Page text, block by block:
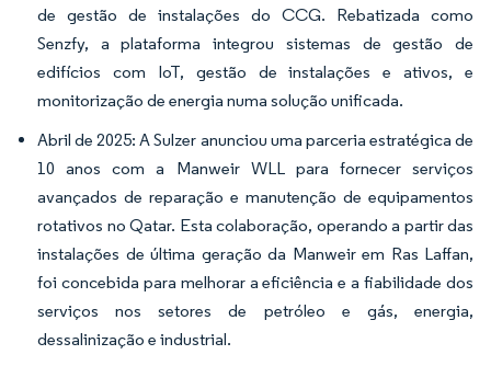
de gestão de instalações do CCG. Rebatizada como
Senzfy, a plataforma integrou sistemas de gestão de
edifícios com IoT, gestão de instalações e ativos, e
monitorização de energia numa solução unificada.
Abril de 2025: A Sulzer anunciou uma parceria estratégica de
10 anos com a Manweir WLL para fornecer serviços
avançados de reparação e manutenção de equipamentos
rotativos no Qatar. Esta colaboração, operando a partir das
instalações de última geração da Manweir em Ras Laffan,
foi concebida para melhorar a eficiência e a fiabilidade dos
serviços nos setores de petróleo e gás, energia,
dessalinização e industrial.